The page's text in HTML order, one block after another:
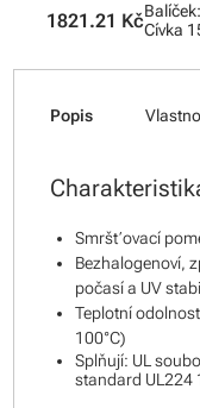
1821.21 KčBalíček:
Cívka
Popis
Smršťovací
Bezhalogenoví,
počasí a UV
Teplotní
100°C)
Splňují: UL
standard UL224